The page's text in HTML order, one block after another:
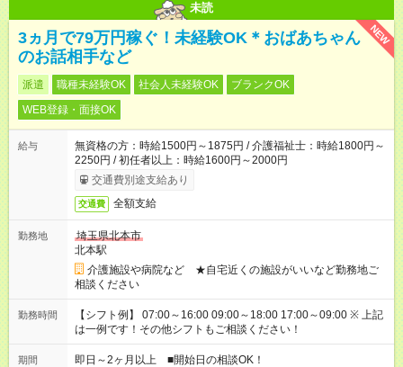
未読
NEW
3ヵ月で79万円稼ぐ！未経験OK＊おばあちゃん
のお話相手など
派遣 職種未経験OK 社会人未経験OK
ブランクOK
WEB登録・面接OK
給与
無資格の方：時給1500円～1875円 / 介護福祉士：時給1800円～
2250円 / 初任者以上：時給1600円～2000円
交通費別途支給あり
交通費 全額支給
勤務地
埼玉県北本市
北本駅
介護施設や病院など ★自宅近くの施設がいいなど勤務地ご
相談ください
勤務時間
【シフト例】 07:00～16:00 09:00～18:00 17:00～09:00 ※ 上記
は一例です！その他シフトもご相談ください！
期間 即日～2ヶ月以上 ■開始日の相談OK！